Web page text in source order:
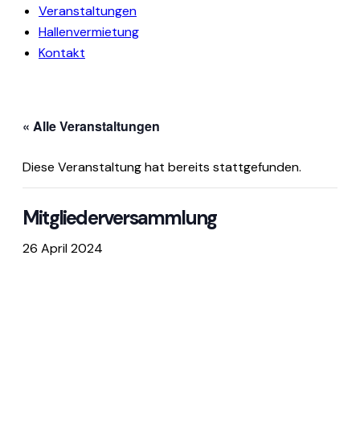
Veranstaltungen
Hallenvermietung
Kontakt
« Alle Veranstaltungen
Diese Veranstaltung hat bereits stattgefunden.
Mitgliederversammlung
26 April 2024